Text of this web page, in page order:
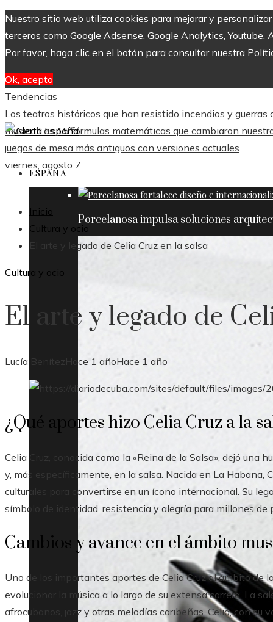
Nuestro sitio web utiliza cookies para mejorar y
terceros como Google Adsense, Google Analytics,
Por favor, haga clic en el botón para consultar nuestra
Ok, acepto
Tendencias
Los teatros históricos que han resistido incendios y
musicalLas 15 fórmulas matemáticas que cambiaron
juegos de mesa más antiguos con versiones actuales
viernes, agosto 7
ESPAÑA
Porcelanosa impulsa soluciones
Inicio
Cultura y ocio
El arte y legado de Celia Cruz en la salsa
Cultura y ocio
El arte y legado de
Lucía Benítez Hace 1 añoHace 1 año
¿Qué aportes hizo Celia Cruz a la
Celia Cruz, conocida como la «Reina de la Salsa», dejó una
y, más específicamente, en la salsa. Nacida en La Habana,
culturales para convertirse en un ícono internacional. Su
símbolo de identidad, resistencia y alegría para millones de
Cambios y avance en el ámbito
Uno de los importantes aportes de Celia Cruz al ámbito de
evolucionar la música a lo largo de su extensa carrera. La
afrocubanos, jazz y otras melodías caribeñas. Celia, con su